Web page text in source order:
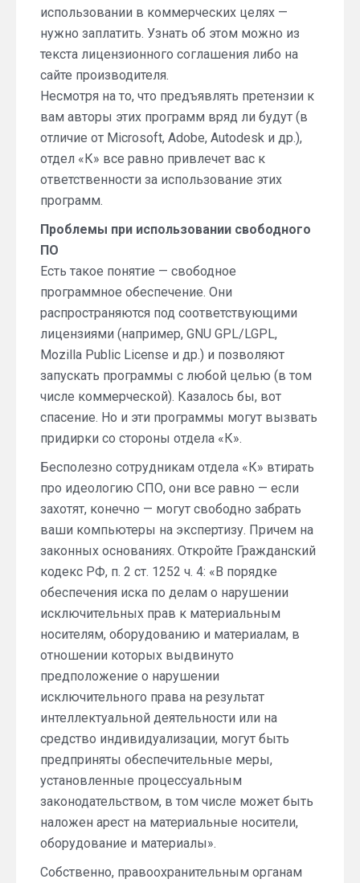
использовании в коммерческих целях —
нужно заплатить. Узнать об этом можно из
текста лицензионного соглашения либо на
сайте производителя.
Несмотря на то, что предъявлять претензии к
вам авторы этих программ вряд ли будут (в
отличие от Microsoft, Adobe, Autodesk и др.),
отдел «К» все равно привлечет вас к
ответственности за использование этих
программ.
Проблемы при использовании свободного
ПО
Есть такое понятие — свободное
программное обеспечение. Они
распространяются под соответствующими
лицензиями (например, GNU GPL/LGPL,
Mozilla Public License и др.) и позволяют
запускать программы с любой целью (в том
числе коммерческой). Казалось бы, вот
спасение. Но и эти программы могут вызвать
придирки со стороны отдела «К».
Бесполезно сотрудникам отдела «К» втирать
про идеологию СПО, они все равно — если
захотят, конечно — могут свободно забрать
ваши компьютеры на экспертизу. Причем на
законных основаниях. Откройте Гражданский
кодекс РФ, п. 2 ст. 1252 ч. 4: «В порядке
обеспечения иска по делам о нарушении
исключительных прав к материальным
носителям, оборудованию и материалам, в
отношении которых выдвинуто
предположение о нарушении
исключительного права на результат
интеллектуальной деятельности или на
средство индивидуализации, могут быть
предприняты обеспечительные меры,
установленные процессуальным
законодательством, в том числе может быть
наложен арест на материальные носители,
оборудование и материалы».
Собственно, правоохранительным органам